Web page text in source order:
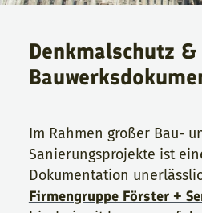
Denkmalschutz &
Im Rahmen großer Bau-
Sanierungsprojekte ist
Dokumentation
Firmengruppe Förster +